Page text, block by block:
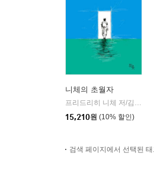
니체의 초월자
프리드리히 니체 저/김철 편역
15,210원 (10% 할인)
검색 페이지에서 선택된